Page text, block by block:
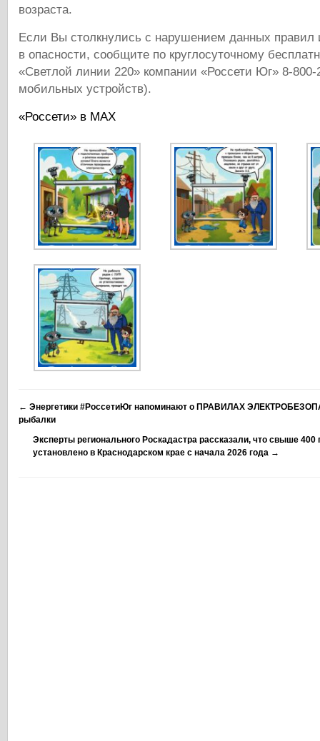
возраста.
Если Вы столкнулись с нарушением данных правил
в опасности, сообщите по круглосуточному
«Светлой линии 220» компании «Россети Юг» 8-
мобильных устройств).
«Россети» в MAX
← Энергетики #РоссетиЮг напоминают о ПРАВИЛАХ
рыбалки
Эксперты регионального Роскадастра рассказали, что свыше 400
установлено в Краснодарском крае с начала 2026 года →